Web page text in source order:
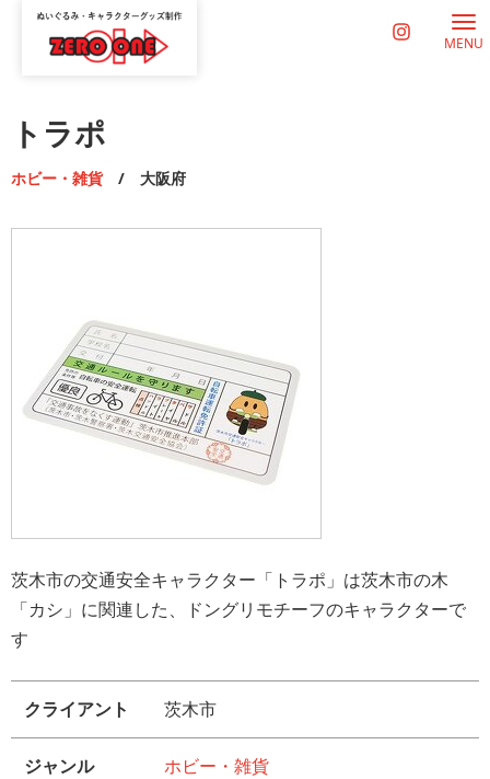
MENU
トラポ
ホビー・雑貨 / 大阪府
茨木市の交通安全キャラクター「トラポ」は茨木市の木
「カシ」に関連した、ドングリモチーフのキャラクターで
す
クライアント 茨木市
ジャンル ホビー・雑貨